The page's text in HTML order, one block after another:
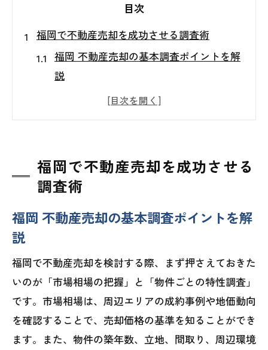
目次
福岡で不動産売却を成功させる調査術
福岡 不動産売却の基本調査ポイントを解
説
不動産買取業者ランキング活用のコツと
注意点
と比較法
中古マンション売却で抑えるべき調査手
順とは
マンション見積もり売却時の重要なチェ
中古マンション売却で差がつく相場分析のポ
イント
福岡 不動産売却で重要な中古マンション
相場分析
中古マンション売却価格を左右する要素
福岡で不動産売却を成功させる
調査術
福岡 不動産売却の基本調査ポイントを解
説
福岡で不動産売却を検討する際、まず押さえておきた
いのが「市場相場の把握」と「物件ごとの特性調査」
です。市場相場は、周辺エリアの成約事例や地価動向
を確認することで、売却価格の基準を知ることができ
ます。また、物件の築年数、立地、間取り、周辺環境